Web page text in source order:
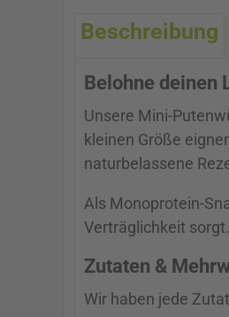
Beschreibung
Belohne deinen
Unsere Mini-
kleinen Größe
naturbelassene
Als Monoprotein-
Verträglichkeit sorgt.
Zutaten &
Wir haben jede